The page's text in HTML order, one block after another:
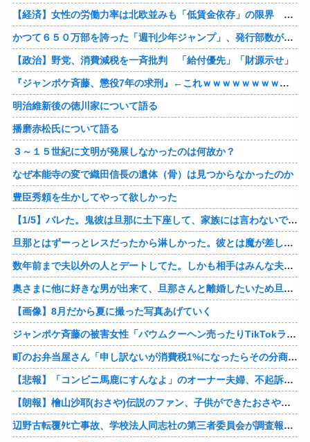
【経済】女性の労働力率は北欧並みも「低賃金依存」の限界 団塊世代の完全引退で、企業が迫られる“最後の選択”
かつて６５０万部を誇った「週刊少年ジャンプ」、発行部数が初の100万部割れ
【政治】野党、消費減税を一斉批判 「給付優先」「財源示せ」
『ジャンポケ斉藤、懲役7年の求刑』←これｗｗｗｗｗｗｗｗｗｗｗｗｗｗｗｗｗｗ
明治維新後の徳川家について語る
播磨赤松氏について語る
３～１５世紀に文明が発展しなかったのは何故か？
なぜ本能寺の変で織田信長の遺体（骨）は見つからなかったのか
豊臣秀頼を生かしてやって欲しかった
【1/5】バレた。鬼彼は旦那に土下座して、家族には言わないで下さいって…。いつの間にか子供も出来ていたようで私はドン引きでした。→お前の旦那はお前にドン引きだよｗ
旦那とはずーっとレスだったから淋しかった。彼とは魔が差したというか恋に恋してしまって… 結婚してくれ！って言われたけど、それは彼が毎日色々したいだけ。やっと目が覚めた。
数年前まで夫以外の人とデートしてた。しかも相手はみんな夫の仕事関係の人。例えるなら夫はサッカーチームの管理栄養士、デート相手複数人は全員そのサッカーチーム選手みたいな。
奥さまに他に好きな男が出来て、旦那さんと離婚したいため旦那さんのＤＶをでっちあげて、まんまと周りを騙している話を聞いたのは、未来の鬼女たちだったｗ
【画像】8月だから夏に撮った写真あげていく
ジャンポケ斉藤の被害女性「バウムクーヘン売ったりTikTokライブしててムカついたから示談しなかった」
町のお弁当屋さん「申し訳ないが消費税1%になったらその分商品代を値上げするわ」 「うちも！」
【悲報】「コンビニ馬鹿にすんなよ」のオーナー夫婦、不起訴ｗｗｗｗｗｗｗｗ
【朗報】檜山沙耶(おさや)伝説のファン、子供ができたおさやへの正直な気持ちを語るｗ
辺野古転覆ﾀﾋ亡事故、学校法人同志社の第三者委員会が調査報告書を公表 … 安全配慮義務違反や安全管理に関する検証を妨げた組織風土の存在を指摘